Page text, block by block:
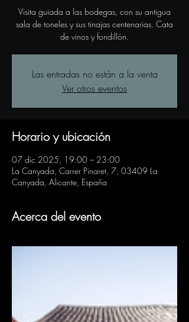
Visita guiada a las bodegas, con su antigua
sala de toneles y sus tinajas centenarias. Cata
de vinos y fondillón.
Las entradas no están a la venta
Ver otros eventos
Horario y ubicación
07 dic 2025, 19:00 – 23:00
La Canyada, Carrer Pinaret, 7, 03409 La
Canyada, Alicante, España
Acerca del evento